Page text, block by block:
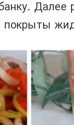
Далее
покрыты